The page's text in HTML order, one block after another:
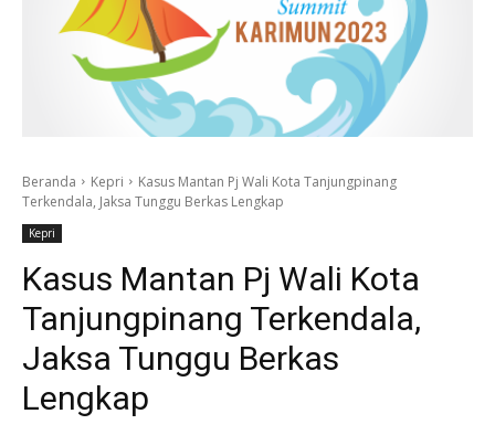
Beranda Kepri
Kasus Mantan Pj Wali Kota Tanjungpinang
Terkendala, Jaksa Tunggu Berkas Lengkap
Kepri
Kasus Mantan Pj Wali Kota
Tanjungpinang Terkendala,
Jaksa Tunggu Berkas
Lengkap